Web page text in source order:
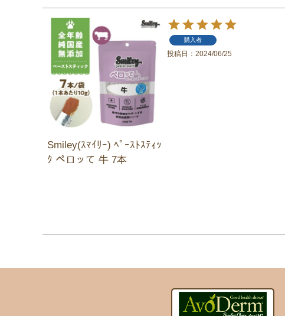
Smiley(ｽﾏｲﾘｰ) ﾍﾟｰｽﾄｽﾃｨｯ
ｸ ペロッて 牛 7本
購入者
投稿日 2024/06/25